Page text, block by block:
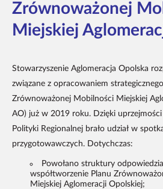
Zrównoważonej
Miejskiej
Stowarzyszenie Aglomeracja Opolska
związane z opracowaniem
Zrównoważonej Mobilności Miejskiej
AO) już w 2019 roku. Dzięki
Polityki Regionalnej brało udział w
przygotowawczych. Dotychczas:
Powołano struktury
współtworzenie Planu
Miejskiej Aglomeracji Opolskiej;